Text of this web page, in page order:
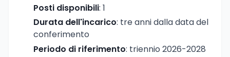
Posti disponibili: 1
Durata dell'incarico: tre anni dalla data del
conferimento
Periodo di riferimento: triennio 2026-2028